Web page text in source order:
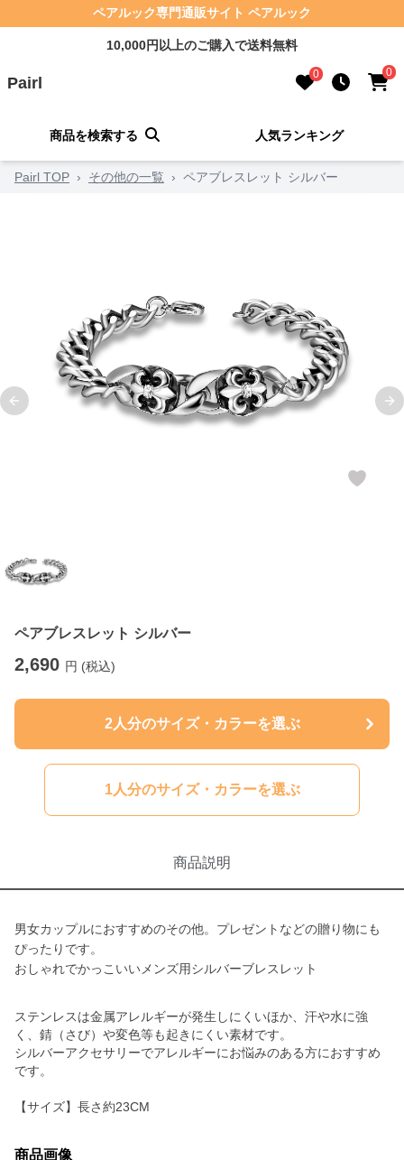
ペアルック専門通販サイト ペアルック
10,000円以上のご購入で送料無料
Pairl 0 0
商品を検索する 人気ランキング
Pairl TOP › その他の一覧 › ペアブレスレット シルバー
Previous slide
ペアブレスレット シルバー
2,690 円 (税込)
2人分のサイズ・カラーを選ぶ
1人分のサイズ・カラーを選ぶ
商品説明
男女カップルにおすすめのその他。プレゼントなどの贈り物にも
ぴったりです。
おしゃれでかっこいいメンズ用シルバーブレスレット
ステンレスは金属アレルギーが発生しにくいほか、汗や水に強
く、錆（さび）や変色等も起きにくい素材です。
シルバーアクセサリーでアレルギーにお悩みのある方におすすめ
です。
【サイズ】長さ約23CM
商品画像